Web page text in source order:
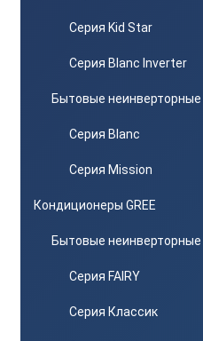
Серия Kid Star
Серия Blanc Inverter
Бытовые
Серия Blanc
Серия Mission
Кондиционеры GREE
Бытовые неинверторные
Серия FAIRY
Серия Классик